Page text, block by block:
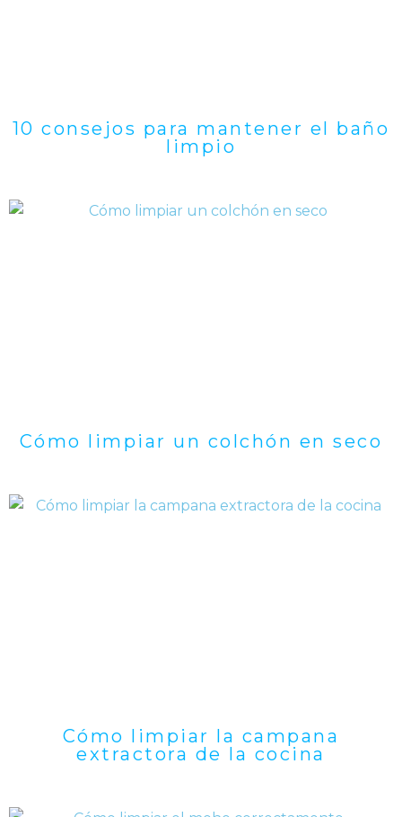
10 consejos para mantener el baño
limpio
Cómo limpiar un colchón en seco
Cómo limpiar la campana
extractora de la cocina